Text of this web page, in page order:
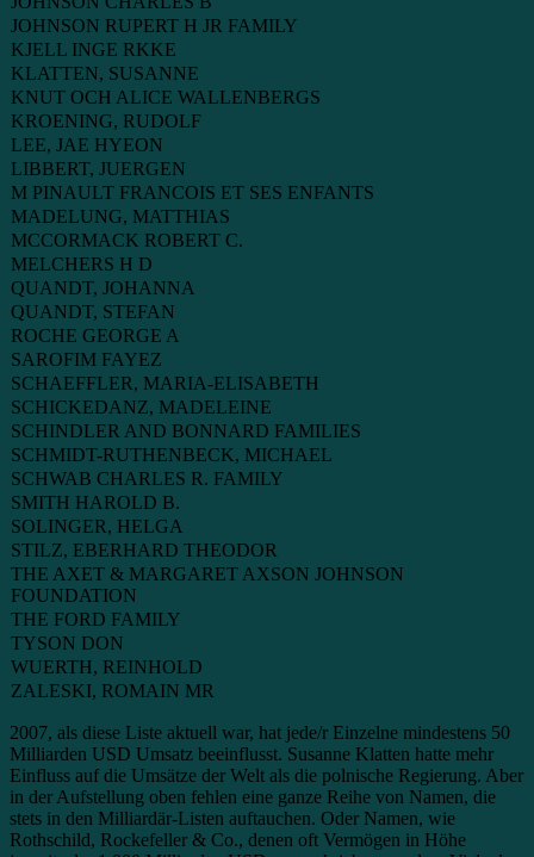
JOHNSON RUPERT H JR FAMILY
KJELL INGE RKKE
KLATTEN, SUSANNE
KNUT OCH ALICE WALLENBERGS
KROENING, RUDOLF
LEE, JAE HYEON
LIBBERT, JUERGEN
M PINAULT FRANCOIS ET SES ENFANTS
MADELUNG, MATTHIAS
MCCORMACK ROBERT C.
MELCHERS H D
QUANDT, JOHANNA
QUANDT, STEFAN
ROCHE GEORGE A
SAROFIM FAYEZ
SCHAEFFLER, MARIA-ELISABETH
SCHICKEDANZ, MADELEINE
SCHINDLER AND BONNARD FAMILIES
SCHMIDT-RUTHENBECK, MICHAEL
SCHWAB CHARLES R. FAMILY
SMITH HAROLD B.
SOLINGER, HELGA
STILZ, EBERHARD THEODOR
THE AXET & MARGARET AXSON JOHNSON
FOUNDATION
THE FORD FAMILY
TYSON DON
WUERTH, REINHOLD
ZALESKI, ROMAIN MR
2007, als diese Liste aktuell war, hat jede/r Einzelne mindestens 50
Milliarden USD Umsatz beeinflusst. Susanne Klatten hatte mehr
Einfluss auf die Umsätze der Welt als die polnische Regierung. Aber
in der Aufstellung oben fehlen eine ganze Reihe von Namen, die
stets in den Milliardär-Listen auftauchen. Oder Namen, wie
Rothschild, Rockefeller & Co., denen oft Vermögen in Höhe